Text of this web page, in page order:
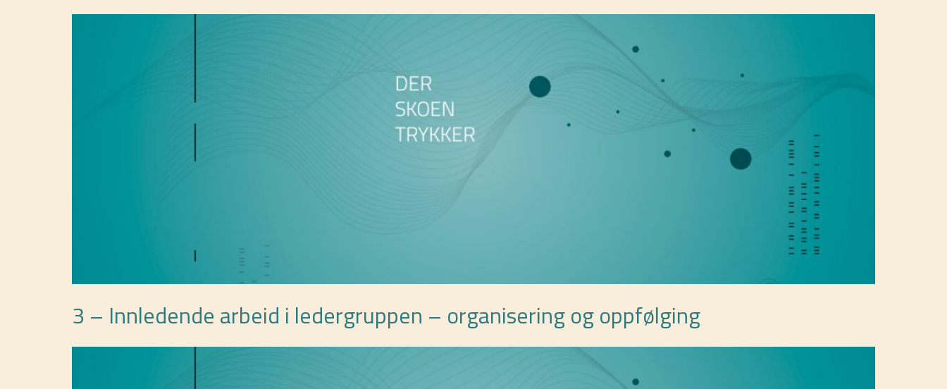
3 – Innledende arbeid i ledergruppen – organisering og oppfølging